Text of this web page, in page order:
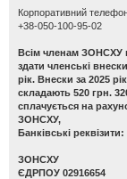
Корпоративний
+38-050-100-95-02
Всім членам ЗОНСХУ
здати членські
рік. Внески за 2025 рік
складають 520 грн.
сплачується на
ЗОНСХУ,
Банківські реквізити:
ЗОНСХУ
ЄДРПОУ 02916654